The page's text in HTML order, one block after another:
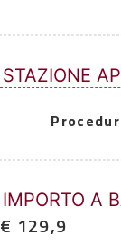
STAZIONE
IMPORTO A
€ 129,9